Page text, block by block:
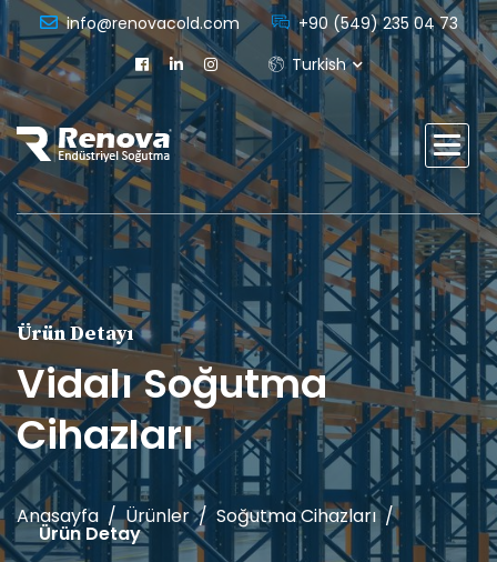
info@renovacold.com
+90 (549) 235 04 73
Turkish
Ürün Detayı
Vidalı Soğutma
Cihazları
Anasayfa Ürünler Soğutma Cihazları
Ürün Detay